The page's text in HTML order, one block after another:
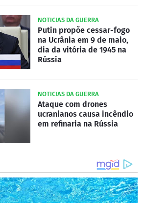
NOTICIAS DA GUERRA
Putin propõe cessar-fogo
na Ucrânia em 9 de maio,
dia da vitória de 1945 na
Rússia
NOTICIAS DA GUERRA
Ataque com drones
ucranianos causa incêndio
em refinaria na Rússia